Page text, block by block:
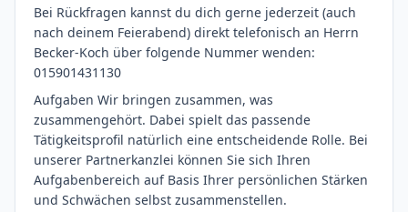
Bei Rückfragen kannst du dich gerne jederzeit (auch
nach deinem Feierabend) direkt telefonisch an Herrn
Becker-Koch über folgende Nummer wenden:
015901431130
Aufgaben Wir bringen zusammen, was
zusammengehört. Dabei spielt das passende
Tätigkeitsprofil natürlich eine entscheidende Rolle. Bei
unserer Partnerkanzlei können Sie sich Ihren
Aufgabenbereich auf Basis Ihrer persönlichen Stärken
und Schwächen selbst zusammenstellen.